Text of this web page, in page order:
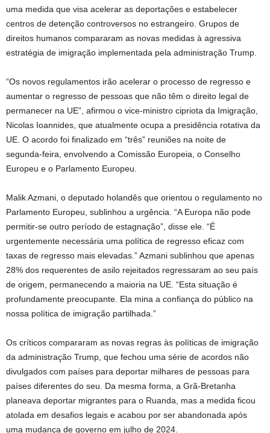
uma medida que visa acelerar as deportações e estabelecer
centros de detenção controversos no estrangeiro. Grupos de
direitos humanos compararam as novas medidas à agressiva
estratégia de imigração implementada pela administração Trump.
“Os novos regulamentos irão acelerar o processo de regresso e
aumentar o regresso de pessoas que não têm o direito legal de
permanecer na UE”, afirmou o vice-ministro cipriota da Imigração,
Nicolas Ioannides, que atualmente ocupa a presidência rotativa da
UE. O acordo foi finalizado em “três” reuniões na noite de
segunda-feira, envolvendo a Comissão Europeia, o Conselho
Europeu e o Parlamento Europeu.
Malik Azmani, o deputado holandês que orientou o regulamento no
Parlamento Europeu, sublinhou a urgência. “A Europa não pode
permitir-se outro período de estagnação”, disse ele. “É
urgentemente necessária uma política de regresso eficaz com
taxas de regresso mais elevadas.” Azmani sublinhou que apenas
28% dos requerentes de asilo rejeitados regressaram ao seu país
de origem, permanecendo a maioria na UE. “Esta situação é
profundamente preocupante. Ela mina a confiança do público na
nossa política de imigração partilhada.”
Os críticos compararam as novas regras às políticas de imigração
da administração Trump, que fechou uma série de acordos não
divulgados com países para deportar milhares de pessoas para
países diferentes do seu. Da mesma forma, a Grã-Bretanha
planeava deportar migrantes para o Ruanda, mas a medida ficou
atolada em desafios legais e acabou por ser abandonada após
uma mudança de governo em julho de 2024.